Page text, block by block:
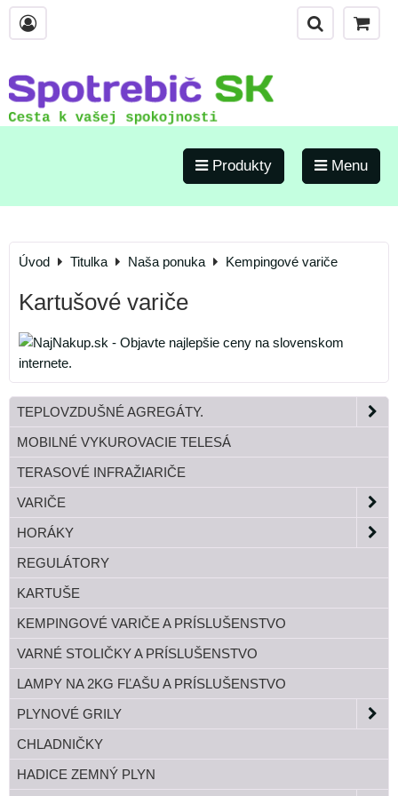
Produkty Menu
Úvod Titulka Naša ponuka Kempingové variče
Kartušové variče
TEPLOVZDUŠNÉ AGREGÁTY.
MOBILNÉ VYKUROVACIE TELESÁ
TERASOVÉ INFRAŽIARIČE
VARIČE
HORÁKY
REGULÁTORY
KARTUŠE
KEMPINGOVÉ VARIČE A PRÍSLUŠENSTVO
VARNÉ STOLIČKY A PRÍSLUŠENSTVO
LAMPY NA 2KG FĽAŠU A PRÍSLUŠENSTVO
PLYNOVÉ GRILY
CHLADNIČKY
HADICE ZEMNÝ PLYN